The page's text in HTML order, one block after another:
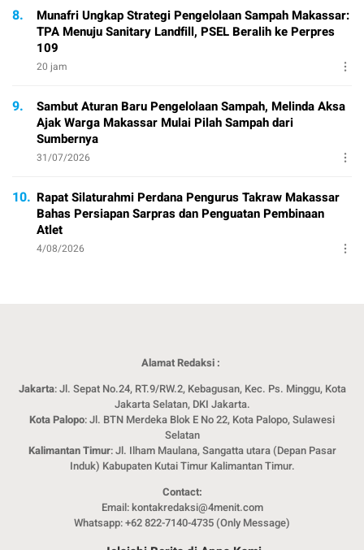
8.
Munafri Ungkap Strategi Pengelolaan Sampah Makassar:
TPA Menuju Sanitary Landfill, PSEL Beralih ke Perpres
109
20 jam
9.
Sambut Aturan Baru Pengelolaan Sampah, Melinda Aksa
Ajak Warga Makassar Mulai Pilah Sampah dari
Sumbernya
31/07/2026
10. Rapat Silaturahmi Perdana Pengurus Takraw Makassar
Bahas Persiapan Sarpras dan Penguatan Pembinaan
Atlet
4/08/2026
Alamat Redaksi :
Jakarta: Jl. Sepat No.24, RT.9/RW.2, Kebagusan, Kec. Ps. Minggu, Kota
Jakarta Selatan, DKI Jakarta.
Kota Palopo: Jl. BTN Merdeka Blok E No 22, Kota Palopo, Sulawesi
Selatan
Kalimantan Timur: Jl. Ilham Maulana, Sangatta utara (Depan Pasar
Induk) Kabupaten Kutai Timur Kalimantan Timur.
Contact:
Email: kontakredaksi@4menit.com
Whatsapp: +62 822-7140-4735 (Only Message)